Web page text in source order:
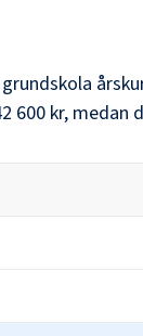
600 kr, medan